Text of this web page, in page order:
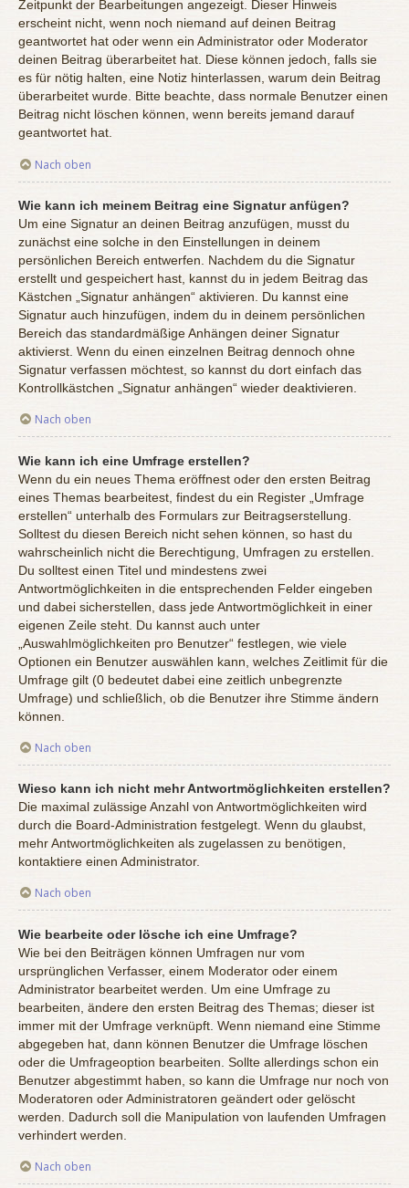
Zeitpunkt der Bearbeitungen angezeigt. Dieser Hinweis
erscheint nicht, wenn noch niemand auf deinen Beitrag
geantwortet hat oder wenn ein Administrator oder Moderator
deinen Beitrag überarbeitet hat. Diese können jedoch, falls sie
es für nötig halten, eine Notiz hinterlassen, warum dein Beitrag
überarbeitet wurde. Bitte beachte, dass normale Benutzer einen
Beitrag nicht löschen können, wenn bereits jemand darauf
geantwortet hat.
Nach oben
Wie kann ich meinem Beitrag eine Signatur anfügen?
Um eine Signatur an deinen Beitrag anzufügen, musst du
zunächst eine solche in den Einstellungen in deinem
persönlichen Bereich entwerfen. Nachdem du die Signatur
erstellt und gespeichert hast, kannst du in jedem Beitrag das
Kästchen „Signatur anhängen“ aktivieren. Du kannst eine
Signatur auch hinzufügen, indem du in deinem persönlichen
Bereich das standardmäßige Anhängen deiner Signatur
aktivierst. Wenn du einen einzelnen Beitrag dennoch ohne
Signatur verfassen möchtest, so kannst du dort einfach das
Kontrollkästchen „Signatur anhängen“ wieder deaktivieren.
Nach oben
Wie kann ich eine Umfrage erstellen?
Wenn du ein neues Thema eröffnest oder den ersten Beitrag
eines Themas bearbeitest, findest du ein Register „Umfrage
erstellen“ unterhalb des Formulars zur Beitragserstellung.
Solltest du diesen Bereich nicht sehen können, so hast du
wahrscheinlich nicht die Berechtigung, Umfragen zu erstellen.
Du solltest einen Titel und mindestens zwei
Antwortmöglichkeiten in die entsprechenden Felder eingeben
und dabei sicherstellen, dass jede Antwortmöglichkeit in einer
eigenen Zeile steht. Du kannst auch unter
„Auswahlmöglichkeiten pro Benutzer“ festlegen, wie viele
Optionen ein Benutzer auswählen kann, welches Zeitlimit für die
Umfrage gilt (0 bedeutet dabei eine zeitlich unbegrenzte
Umfrage) und schließlich, ob die Benutzer ihre Stimme ändern
können.
Nach oben
Wieso kann ich nicht mehr Antwortmöglichkeiten erstellen?
Die maximal zulässige Anzahl von Antwortmöglichkeiten wird
durch die Board-Administration festgelegt. Wenn du glaubst,
mehr Antwortmöglichkeiten als zugelassen zu benötigen,
kontaktiere einen Administrator.
Nach oben
Wie bearbeite oder lösche ich eine Umfrage?
Wie bei den Beiträgen können Umfragen nur vom
ursprünglichen Verfasser, einem Moderator oder einem
Administrator bearbeitet werden. Um eine Umfrage zu
bearbeiten, ändere den ersten Beitrag des Themas; dieser ist
immer mit der Umfrage verknüpft. Wenn niemand eine Stimme
abgegeben hat, dann können Benutzer die Umfrage löschen
oder die Umfrageoption bearbeiten. Sollte allerdings schon ein
Benutzer abgestimmt haben, so kann die Umfrage nur noch von
Moderatoren oder Administratoren geändert oder gelöscht
werden. Dadurch soll die Manipulation von laufenden Umfragen
verhindert werden.
Nach oben